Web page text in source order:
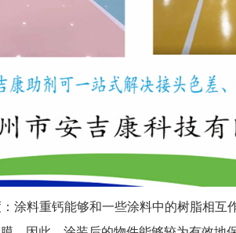
涂料重钙能够和一些涂料中的树脂相互